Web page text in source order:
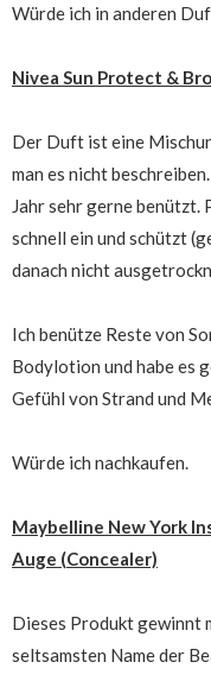
Würde ich in anderen
Nivea Sun Protect &
Der Duft ist eine
man es nicht
Jahr sehr gerne benützt.
schnell ein und schützt
danach nicht
Ich benütze Reste von
Bodylotion und habe es
Gefühl von Strand und
Würde ich nachkaufen.
Maybelline New York
Auge (Concealer)
Dieses Produkt gewinnt
seltsamsten Name der